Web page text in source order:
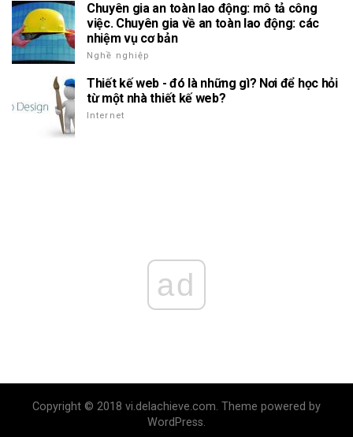
Chuyên gia an toàn lao động: mô tả công
việc. Chuyên gia về an toàn lao động: các
nhiệm vụ cơ bản
Nghề nghiệp
Thiết kế web - đó là những gì? Nơi để học hỏi
từ một nhà thiết kế web?
Internet
ad
Copyright © 2018 vi.delachieve.com. Theme powered by
WordPress.